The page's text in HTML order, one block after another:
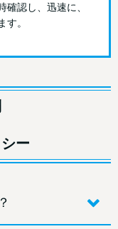
確認し、迅速に、
す。
ー